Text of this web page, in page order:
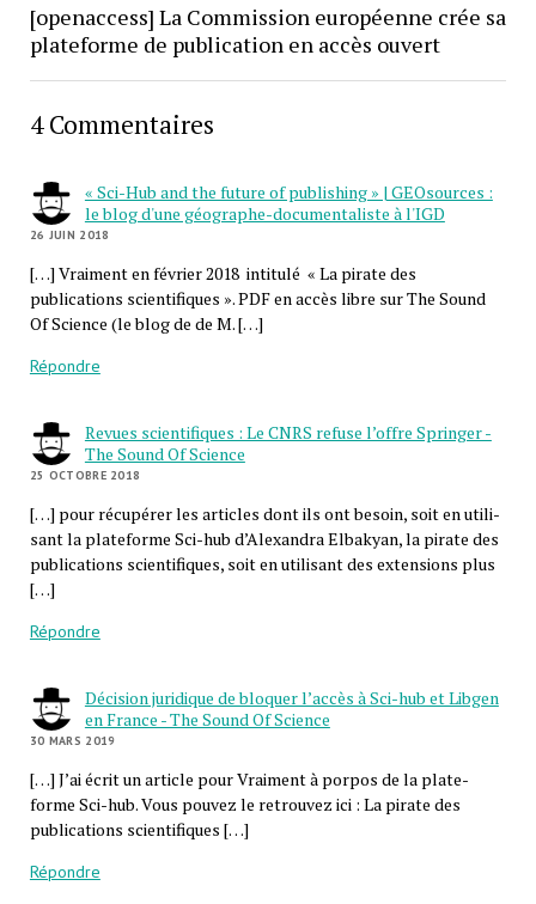
[openaccess] La Commission européenne crée sa
plateforme de publication en accès ouvert
4 Commentaires
« Sci-Hub and the future of publishing » | GEOsources :
le blog d'une géographe-documentaliste à l'IGD
26 JUIN 2018
[…] Vraiment en février 2018 intitulé « La pirate des
publications scientifiques ». PDF en accès libre sur The Sound
Of Science (le blog de de M. […]
Répondre
Revues scientifiques : Le CNRS refuse l’offre Springer -
The Sound Of Science
25 OCTOBRE 2018
[…] pour récu­pé­rer les articles dont ils ont besoin, soit en uti­li­
sant la pla­te­forme Sci-hub d’Alexandra Elba­kyan, la pirate des
publi­ca­tions scien­ti­fiques, soit en uti­li­sant des exten­sions plus
[…]
Répondre
Décision juridique de bloquer l’accès à Sci-hub et Libgen
en France - The Sound Of Science
30 MARS 2019
[…] J’ai écrit un article pour Vrai­ment à por­pos de la pla­te­
forme Sci-hub. Vous pou­vez le retrou­vez ici : La pirate des
publi­ca­tions scien­ti­fiques […]
Répondre